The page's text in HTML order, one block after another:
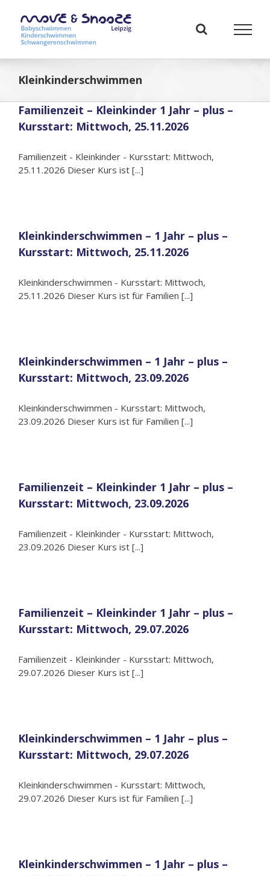
Inhalt
springen
Kleinkinderschwimmen
Familienzeit – Kleinkinder 1 Jahr – plus –
Kursstart: Mittwoch, 25.11.2026
Familienzeit - Kleinkinder - Kursstart: Mittwoch,
25.11.2026 Dieser Kurs ist [...]
Kleinkinderschwimmen – 1 Jahr – plus –
Kursstart: Mittwoch, 25.11.2026
Kleinkinderschwimmen - Kursstart: Mittwoch,
25.11.2026 Dieser Kurs ist für Familien [...]
Kleinkinderschwimmen – 1 Jahr – plus –
Kursstart: Mittwoch, 23.09.2026
Kleinkinderschwimmen - Kursstart: Mittwoch,
23.09.2026 Dieser Kurs ist für Familien [...]
Familienzeit – Kleinkinder 1 Jahr – plus –
Kursstart: Mittwoch, 23.09.2026
Familienzeit - Kleinkinder - Kursstart: Mittwoch,
23.09.2026 Dieser Kurs ist [...]
Familienzeit – Kleinkinder 1 Jahr – plus –
Kursstart: Mittwoch, 29.07.2026
Familienzeit - Kleinkinder - Kursstart: Mittwoch,
29.07.2026 Dieser Kurs ist [...]
Kleinkinderschwimmen – 1 Jahr – plus –
Kursstart: Mittwoch, 29.07.2026
Kleinkinderschwimmen - Kursstart: Mittwoch,
29.07.2026 Dieser Kurs ist für Familien [...]
Kleinkinderschwimmen – 1 Jahr – plus –